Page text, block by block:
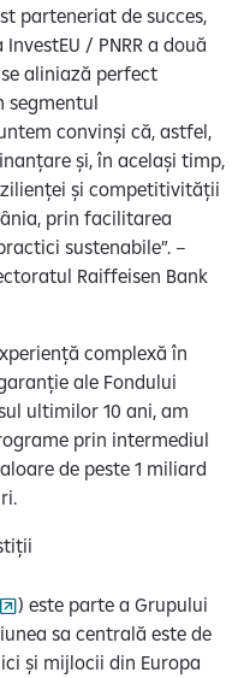
parteneriat de succes,
/ PNRR a două
aliniază perfect
segmentul
convinși că, astfel,
și, în același timp,
și competitivității
prin facilitarea
sustenabile”. –
Raiffeisen Bank
complexă în
ale Fondului
ultimilor 10 ani, am
prin intermediul
de peste 1 miliard
) este parte a Grupului
sa centrală este de
și mijlocii din Europa